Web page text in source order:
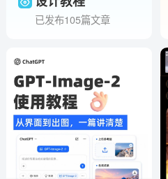
已发布105篇文章